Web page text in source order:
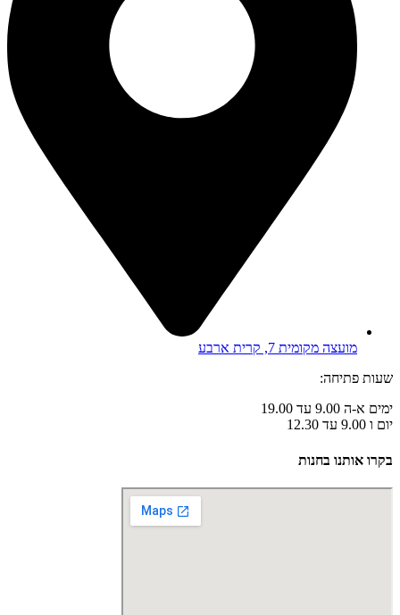
מועצה מקומית 7, קרית ארבע
שעות פתיחה:
ימים א-ה 9.00 עד 19.00
יום ו 9.00 עד 12.30
בקרו אותנו בחנות